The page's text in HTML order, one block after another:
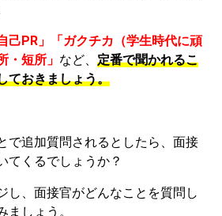
己PR」「ガクチカ（学生時代に頑
・短所」 など、 定番で聞かれるこ
ておきましょう。
で追加質問されるとしたら、面接
てくるでしょうか？
し、面接官がどんなことを質問し
しょう。